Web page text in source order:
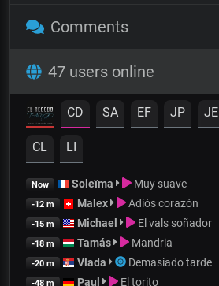
Comments
47 users online
CD SA EF JP JE
CL LI
Now Soleïma Muy suave
-12 m Malex Adiós corazón
-15 m Michael El vals soñador
-18 m Tamás Mandria
-20 m Vlada Demasiado tarde
-48 m Paul El torito